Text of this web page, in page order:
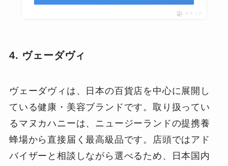
ポチップ
4. ヴェーダヴィ
ヴェーダヴィは、日本の百貨店を中心に展開し
ている健康・美容ブランドです。取り扱ってい
るマヌカハニーは、ニュージーランドの提携養
蜂場から直接届く最高級品です。店頭ではアド
バイザーと相談しながら選べるため、日本国内